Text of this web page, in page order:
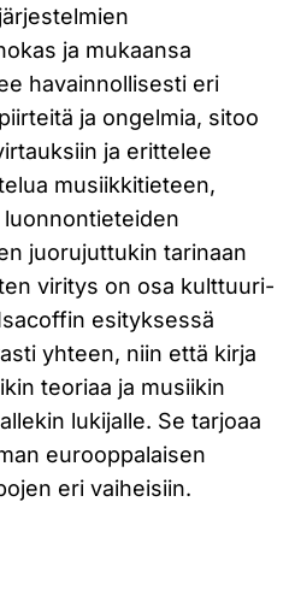
ja mukaansa
havainnollisesti eri
ja ongelmia, sitoo
ja erittelee
musiikkitieteen,
juorujuttukin tarinaan
viritys on osa kulttuuri-
esityksessä
yhteen, niin että kirja
teoriaa ja musiikin
lukijalle. Se tarjoaa
eurooppalaisen
eri vaiheisiin.